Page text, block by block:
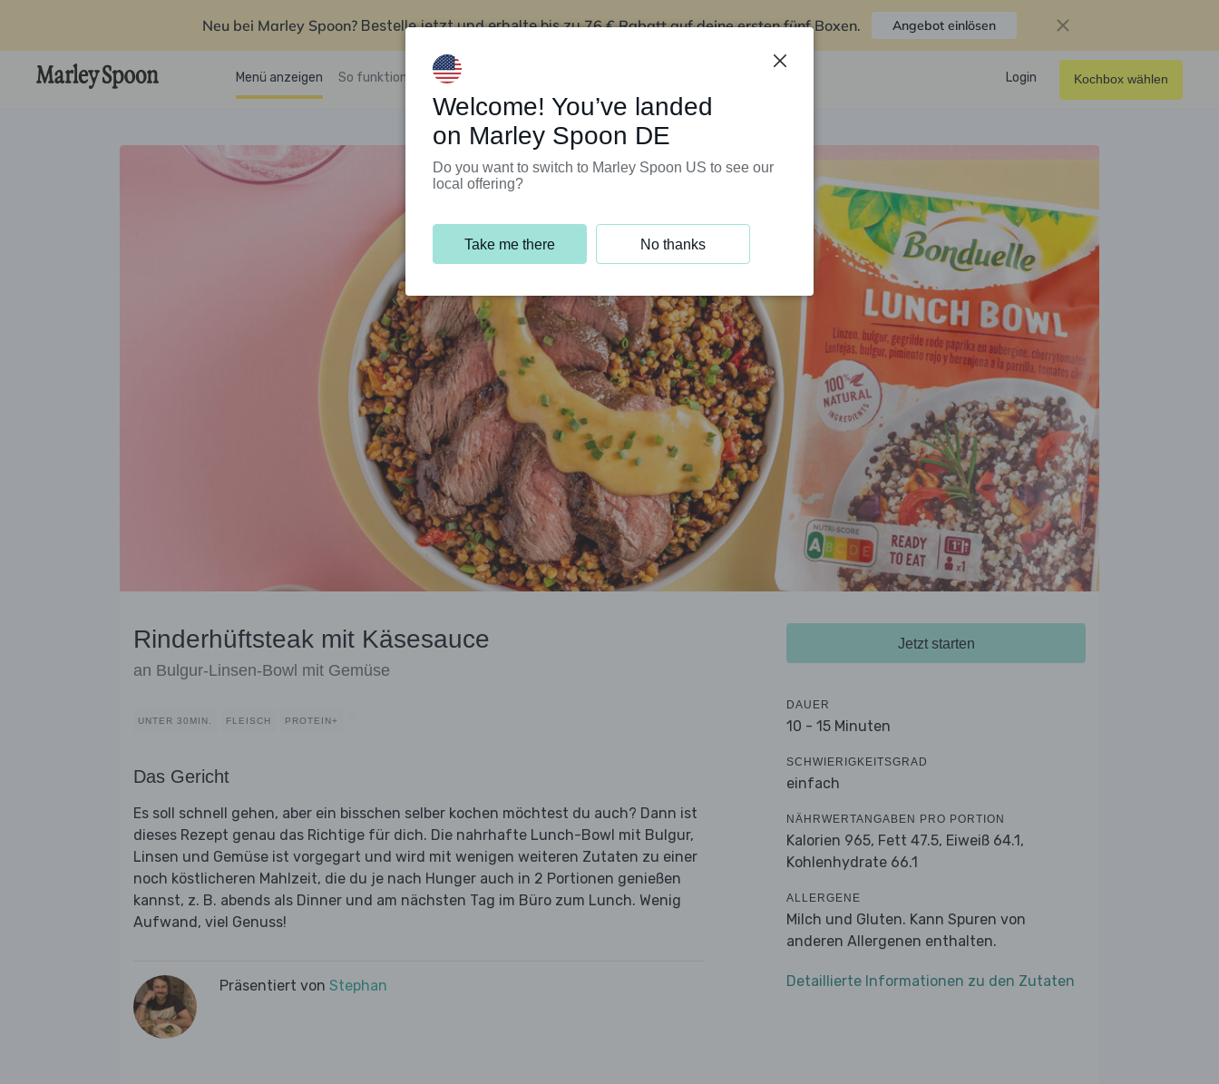
Neu bei Marley Spoon? Bestelle jetzt und erhalte bis zu76 € Rabatt auf deine ersten fünf Boxen. Angebot einlösen
Menü anzeigen So funktioniert’s Kundenservice Login Kochbox wählen
Rinderhüftsteak mit Käsesauce
an Bulgur-Linsen-Bowl mit Gemüse
UNTER 30MIN. FLEISCH PROTEIN+
Das Gericht
Es soll schnell gehen, aber ein bisschen selber kochen möchtest du auch? Dann ist
dieses Rezept genau das Richtige für dich. Die nahrhafte Lunch-Bowl mit Bulgur,
Linsen und Gemüse ist vorgegart und wird mit wenigen weiteren Zutaten zu einer
noch köstlicheren Mahlzeit, die du je nach Hunger auch in 2 Portionen genießen
kannst, z. B. abends als Dinner und am nächsten Tag im Büro zum Lunch. Wenig
Aufwand, viel Genuss!
Präsentiert von Stephan
Jetzt starten
DAUER
10 - 15 Minuten
SCHWIERIGKEITSGRAD
einfach
NÄHRWERTANGABEN PRO PORTION
Kalorien 965, Fett 47.5, Eiweiß 64.1,
Kohlenhydrate 66.1
ALLERGENE
Milch und Gluten. Kann Spuren von
anderen Allergenen enthalten.
Detaillierte Informationen zu den Zutaten
Welcome! You’ve landed
on Marley Spoon DE
Do you want to switch to Marley Spoon US to see our
local offering?
Take me there No thanks